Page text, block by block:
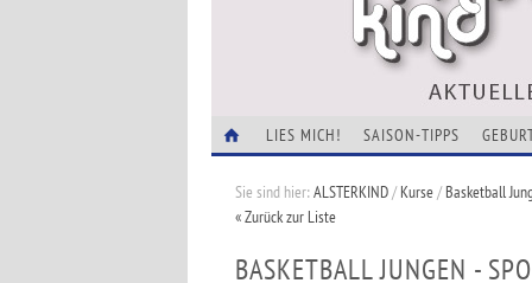
LIES MICH! SAISON-TIPPS
Sie sind hier:ALSTERKIND/Kurse/Basketball
« Zurück zur Liste
BASKETBALL JUNGEN -